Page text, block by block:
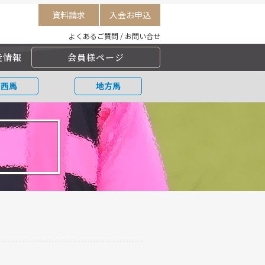
資料請求 入会お申込
よくあるご質問 / お問い合せ
情報 会員様ページ
馬 地方馬